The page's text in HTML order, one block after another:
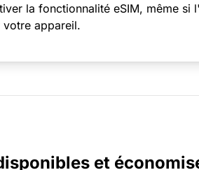
la fonctionnalité eSIM, même
votre appareil.
et